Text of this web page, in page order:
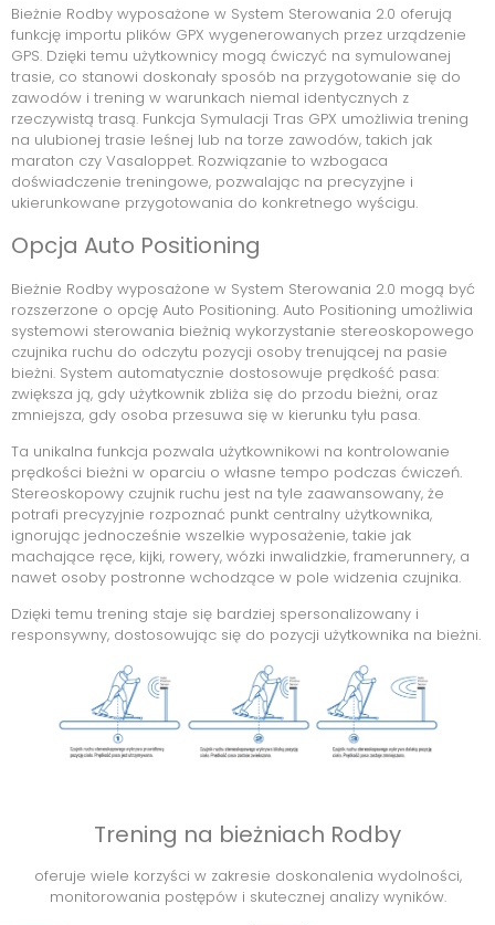
Bieżnie Rodby wyposażone w System Sterowania 2.0 oferują
funkcję importu plików GPX wygenerowanych przez urządzenie
GPS. Dzięki temu użytkownicy mogą ćwiczyć na symulowanej
trasie, co stanowi doskonały sposób na przygotowanie się do
zawodów i trening w warunkach niemal identycznych z
rzeczywistą trasą. Funkcja Symulacji Tras GPX umożliwia trening
na ulubionej trasie leśnej lub na torze zawodów, takich jak
maraton czy Vasaloppet. Rozwiązanie to wzbogaca
doświadczenie treningowe, pozwalając na precyzyjne i
ukierunkowane przygotowania do konkretnego wyścigu.
Opcja Auto Positioning
Bieżnie Rodby wyposażone w System Sterowania 2.0 mogą być
rozszerzone o opcję Auto Positioning. Auto Positioning umożliwia
systemowi sterowania bieżnią wykorzystanie stereoskopowego
czujnika ruchu do odczytu pozycji osoby trenującej na pasie
bieżni. System automatycznie dostosowuje prędkość pasa:
zwiększa ją, gdy użytkownik zbliża się do przodu bieżni, oraz
zmniejsza, gdy osoba przesuwa się w kierunku tyłu pasa.
Ta unikalna funkcja pozwala użytkownikowi na kontrolowanie
prędkości bieżni w oparciu o własne tempo podczas ćwiczeń.
Stereoskopowy czujnik ruchu jest na tyle zaawansowany, że
potrafi precyzyjnie rozpoznać punkt centralny użytkownika,
ignorując jednocześnie wszelkie wyposażenie, takie jak
machające ręce, kijki, rowery, wózki inwalidzkie, framerunnery, a
nawet osoby postronne wchodzące w pole widzenia czujnika.
Dzięki temu trening staje się bardziej spersonalizowany i
responsywny, dostosowując się do pozycji użytkownika na bieżni.
Trening na bieżniach Rodby
oferuje wiele korzyści w zakresie doskonalenia wydolności,
monitorowania postępów i skutecznej analizy wyników.